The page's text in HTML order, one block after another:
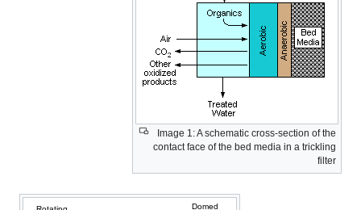
Image 1: A schematic cross-section of the
contact face of the bed media in a trickling
filter